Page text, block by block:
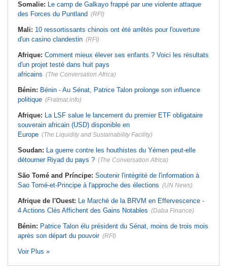
Somalie: Le camp de Galkayo frappé par une violente attaque
des Forces du Puntland (RFI)
Mali: 10 ressortissants chinois ont été arrêtés pour l'ouverture
d'un casino clandestin (RFI)
Afrique: Comment mieux élever ses enfants ? Voici les résultats
d'un projet testé dans huit pays
africains (The Conversation Africa)
Bénin: Bénin - Au Sénat, Patrice Talon prolonge son influence
politique (Fratmat.info)
Afrique: La LSF salue le lancement du premier ETF obligataire
souverain africain (USD) disponible en
Europe (The Liquidity and Sustainability Facility)
Soudan: La guerre contre les houthistes du Yémen peut-elle
détourner Riyad du pays ? (The Conversation Africa)
São Tomé and Príncipe: Soutenir l'intégrité de l'information à
Sao Tomé-et-Principe à l'approche des élections (UN News)
Afrique de l'Ouest: Le Marché de la BRVM en Effervescence -
4 Actions Clés Affichent des Gains Notables (Daba Finance)
Bénin: Patrice Talon élu président du Sénat, moins de trois mois
après son départ du pouvoir (RFI)
Voir Plus »